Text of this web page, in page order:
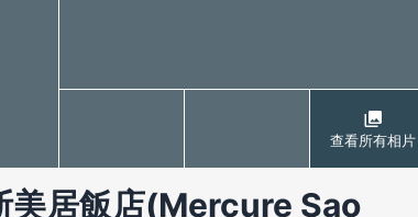
查看所有相片
美居飯店(Mercure Sao